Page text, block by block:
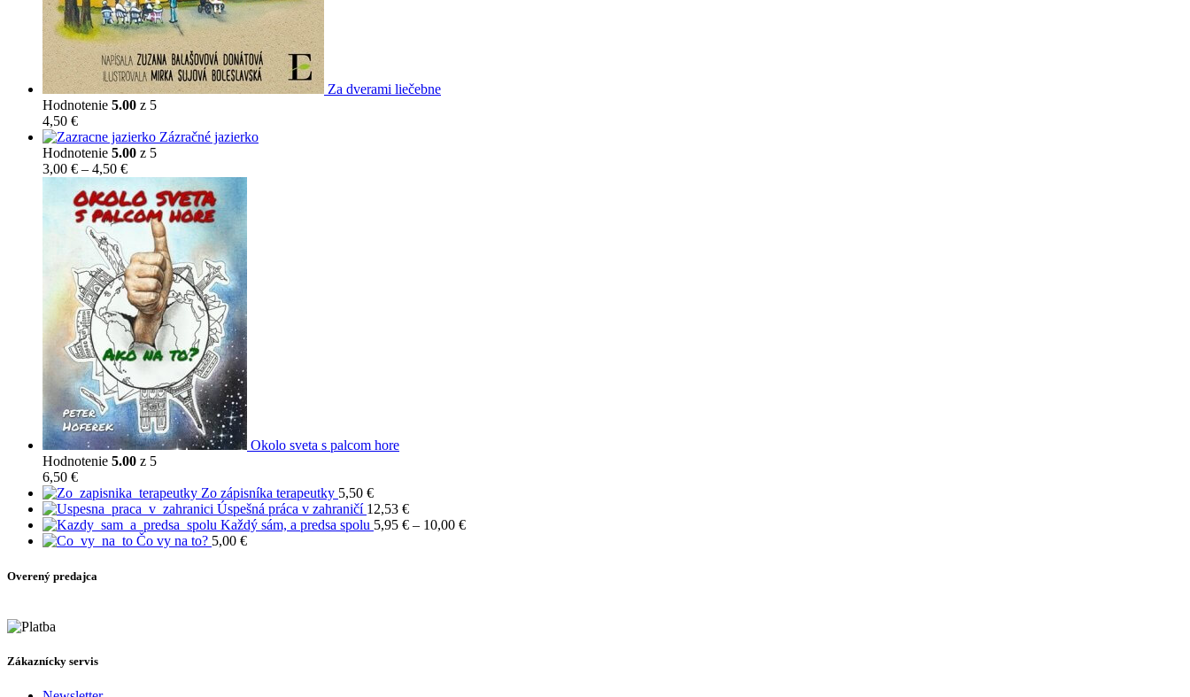
Za dverami liečebne
Hodnotenie 5.00 z 5
4,50 €
Zázračné jazierko
Hodnotenie 5.00 z 5
3,00 € – 4,50 €Price
range:
3,00 €
through
4,50 €
Okolo sveta s palcom hore
Hodnotenie 5.00 z 5
6,50 €
Zo zápisníka terapeutky 5,50 €
Úspešná práca v zahraničí 12,53 €
Každý sám, a predsa spolu 5,95 € – 10,00 €Price
Čo vy na to? 5,00 €
Overený predajca
Zákaznícky servis